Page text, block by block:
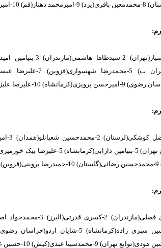
امیرمحمد عبدالملکی(کردستان)
10-علیرضا علیزاده(فارس)
تهران) 9-محمدسینا عبدی(کیش) 10-حسین غیاث(زنجان)